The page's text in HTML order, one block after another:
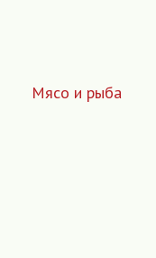
Мясо и рыба